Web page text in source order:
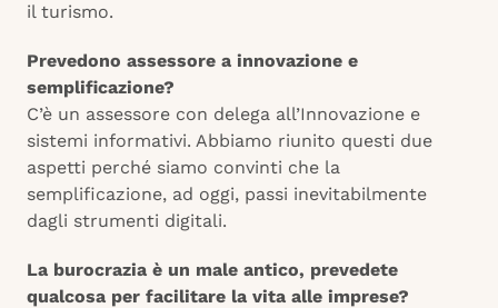
il turismo.
Prevedono assessore a innovazione e
semplificazione?
C’è un assessore con delega all’Innovazione e
sistemi informativi. Abbiamo riunito questi due
aspetti perché siamo convinti che la
semplificazione, ad oggi, passi inevitabilmente
dagli strumenti digitali.
La burocrazia è un male antico, prevedete
qualcosa per facilitare la vita alle imprese?